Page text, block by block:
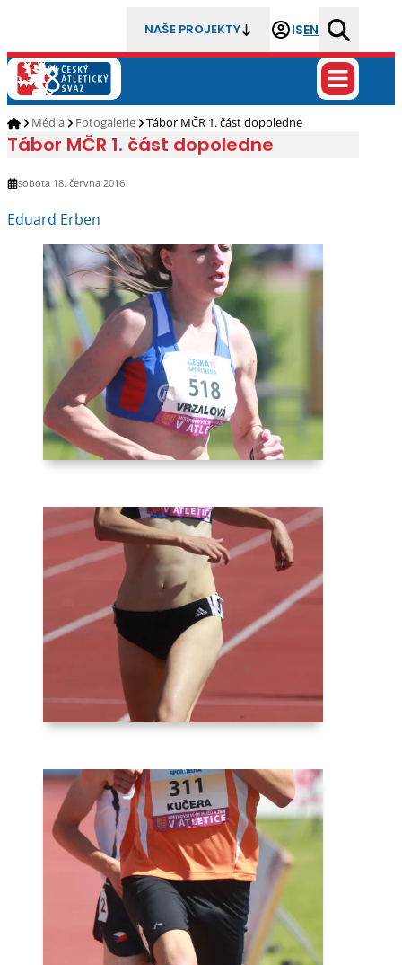
NAŠE PROJEKTY ISEN
Média Fotogalerie Tábor MČR 1. část dopoledne
Tábor MČR 1. část dopoledne
sobota 18. června 2016
Eduard Erben